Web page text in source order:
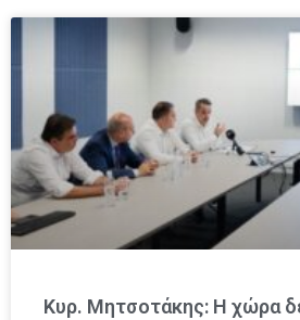
Κυρ. Μητσοτάκης: Η χώρα